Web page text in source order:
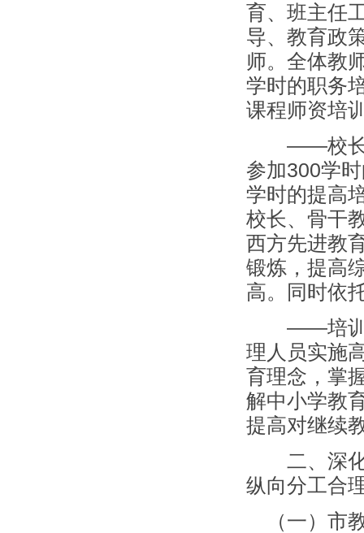
育、班主任
导、教育政
师。全体教
学时的职务
课程师资培
——校长、
参加300学
学时的提高
校长、骨干
西方先进教
锻炼，提高
高。同时依
——培训教
理人员实施
育理念，掌
解中小学教
提高对继续
二、深化
纵向分工合
（一）市